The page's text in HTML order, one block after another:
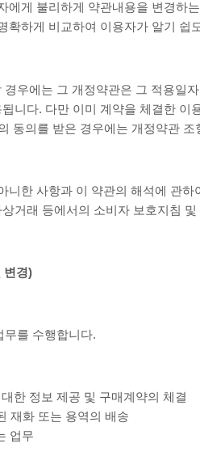
에게 불리하게 약관내용을 변경하
확하게 비교하여 이용자가 알기 쉽
경우에는 그 개정약관은 그 적용일
니다. 다만 이미 계약을 체결한
의 동의를 받은 경우에는 개정약관
한 사항과 이 약관의 해석에 관
거래 등에서의 소비자 보호지침
변경)
무를 수행합니다.
한 정보 제공 및 구매계약의 체결
재화 또는 용역의 배송
업무